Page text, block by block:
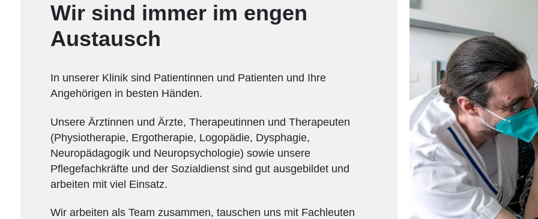
Wir sind immer im engen
Austausch
In unserer Klinik sind Patientinnen und Patienten und Ihre
Angehörigen in besten Händen.
Unsere Ärztinnen und Ärzte, Therapeutinnen und Therapeuten
(Physiotherapie, Ergotherapie, Logopädie, Dysphagie,
Neuropädagogik und Neuropsychologie) sowie unsere
Pflegefachkräfte und der Sozialdienst sind gut ausgebildet und
arbeiten mit viel Einsatz.
Wir arbeiten als Team zusammen, tauschen uns mit Fachleuten